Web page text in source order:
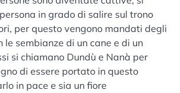
in grado di salire sul trono
per questo vengono mandati degli
le sembianze di un cane e di un
si chiamano Dundù e Nanà per
di essere portato in questo
in pace e sia un fiore